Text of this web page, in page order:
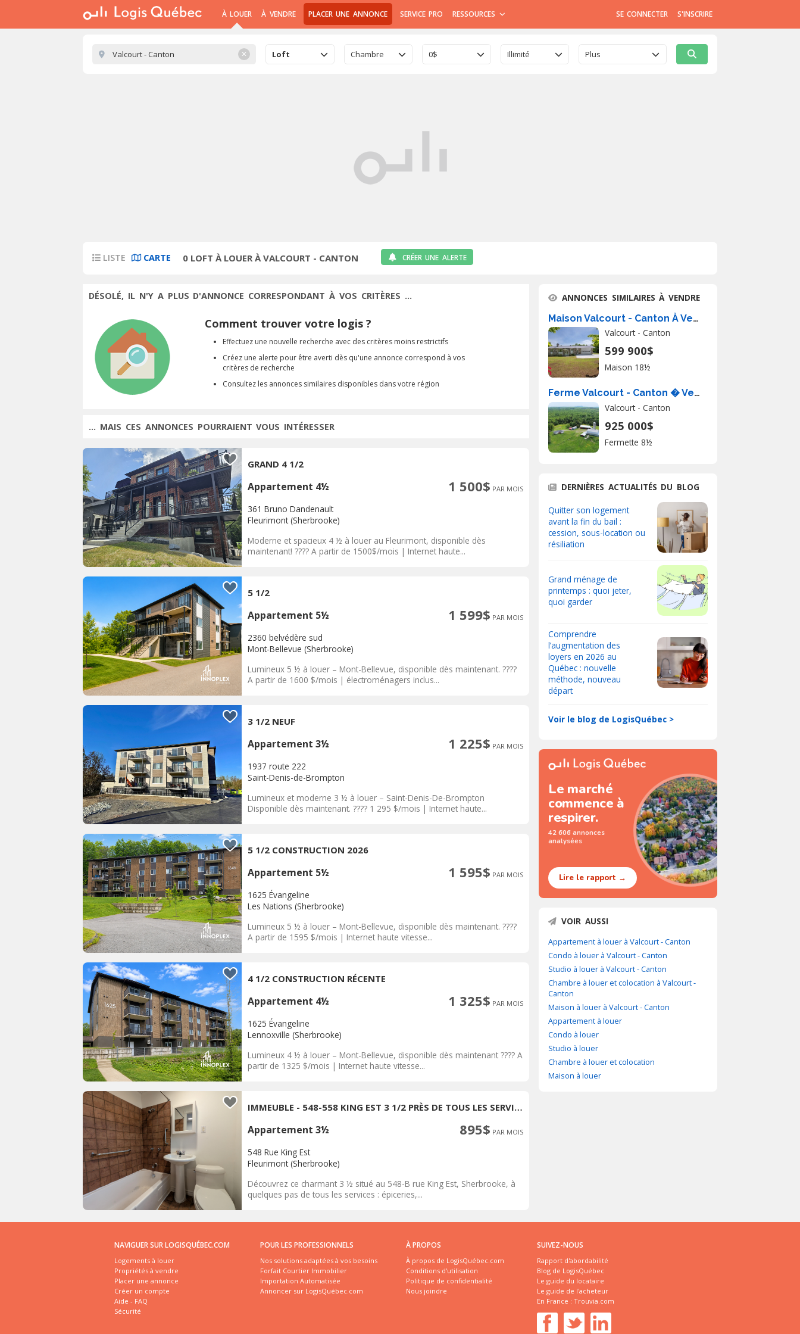
À LOUER À VENDRE PLACER UNE ANNONCE SERVICE PRO RESSOURCES SE CONNECTER S'INSCRIRE
✕ Loft Chambre 0$ Illimité Plus
LISTE CARTE 0 LOFT À LOUER À VALCOURT - CANTON CRÉER UNE ALERTE
DÉSOLÉ, IL N'Y A PLUS D'ANNONCE CORRESPONDANT À VOS CRITÈRES ...
Comment trouver votre logis ?
Effectuez une nouvelle recherche avec des critères moins restrictifs
Créez une alerte pour être averti dès qu'une annonce correspond à vos
critères de recherche
Consultez les annonces similaires disponibles dans votre région
... MAIS CES ANNONCES POURRAIENT VOUS INTÉRESSER
GRAND 4 1/2
Appartement 4½ 1 500$ PAR MOIS
361 Bruno Dandenault
Fleurimont (Sherbrooke)
Moderne et spacieux 4 ½ à louer au Fleurimont, disponible dès
maintenant! ???? A partir de 1500$/mois | Internet haute...
5 1/2
Appartement 5½ 1 599$ PAR MOIS
2360 belvédère sud
Mont-Bellevue (Sherbrooke)
Lumineux 5 ½ à louer – Mont-Bellevue, disponible dès maintenant. ????
A partir de 1600 $/mois | électroménagers inclus...
3 1/2 NEUF
Appartement 3½ 1 225$ PAR MOIS
1937 route 222
Saint-Denis-de-Brompton
Lumineux et moderne 3 ½ à louer – Saint-Denis-De-Brompton
Disponible dès maintenant. ???? 1 295 $/mois | Internet haute...
5 1/2 CONSTRUCTION 2026
Appartement 5½ 1 595$ PAR MOIS
1625 Évangeline
Les Nations (Sherbrooke)
Lumineux 5 ½ à louer – Mont-Bellevue, disponible dès maintenant. ????
A partir de 1595 $/mois | Internet haute vitesse...
4 1/2 CONSTRUCTION RÉCENTE
Appartement 4½ 1 325$ PAR MOIS
1625 Évangeline
Lennoxville (Sherbrooke)
Lumineux 4 ½ à louer – Mont-Bellevue, disponible dès maintenant ???? A
partir de 1325 $/mois | Internet haute vitesse...
IMMEUBLE - 548-558 KING EST 3 1/2 PRÈS DE TOUS LES SERVICES
Appartement 3½ 895$ PAR MOIS
548 Rue King Est
Fleurimont (Sherbrooke)
Découvrez ce charmant 3 ½ situé au 548-B rue King Est, Sherbrooke, à
quelques pas de tous les services : épiceries,...
ANNONCES SIMILAIRES À VENDRE
Maison Valcourt - Canton À Vendre
Valcourt - Canton
599 900$
Maison 18½
Ferme Valcourt - Canton � Vendre
Valcourt - Canton
925 000$
Fermette 8½
DERNIÈRES ACTUALITÉS DU BLOG
Quitter son logement
avant la fin du bail :
cession, sous-location ou
résiliation
Grand ménage de
printemps : quoi jeter,
quoi garder
Comprendre
l’augmentation des
loyers en 2026 au
Québec : nouvelle
méthode, nouveau
départ
Voir le blog de LogisQuébec >
Le marché
commence à
respirer.
42 606 annonces
analysées
Lire le rapport →
VOIR AUSSI
Appartement à louer à Valcourt - Canton
Condo à louer à Valcourt - Canton
Studio à louer à Valcourt - Canton
Chambre à louer et colocation à Valcourt -
Canton
Maison à louer à Valcourt - Canton
Appartement à louer
Condo à louer
Studio à louer
Chambre à louer et colocation
Maison à louer
NAVIGUER SUR LOGISQUÉBEC.COM
Logements à louer
Propriétés à vendre
Placer une annonce
Créer un compte
Aide - FAQ
Sécurité
POUR LES PROFESSIONNELS
Nos solutions adaptées à vos besoins
Forfait Courtier Immobilier
Importation Automatisée
Annoncer sur LogisQuébec.com
À PROPOS
À propos de LogisQuébec.com
Conditions d'utilisation
Politique de confidentialité
Nous joindre
SUIVEZ-NOUS
Rapport d'abordabilité
Blog de LogisQuébec
Le guide du locataire
Le guide de l'acheteur
En France : Trouvia.com